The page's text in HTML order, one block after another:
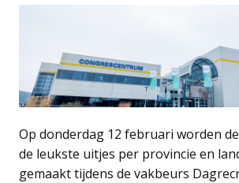
Op donderdag 12 februari worden
de leukste uitjes per provincie en
gemaakt tijdens de vakbeurs